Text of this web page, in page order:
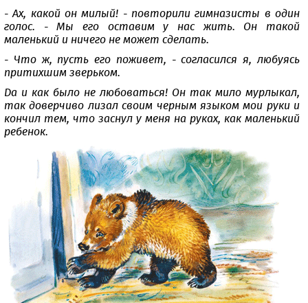
- Ах, какой он милый! - повторили гимназисты в один
голос. - Мы его оставим у нас жить. Он такой
маленький и ничего не может сделать.
- Что ж, пусть его поживет, - согласился я, любуясь
притихшим зверьком.
Да и как было не любоваться! Он так мило мурлыкал,
так доверчиво лизал своим черным языком мои руки и
кончил тем, что заснул у меня на руках, как маленький
ребенок.